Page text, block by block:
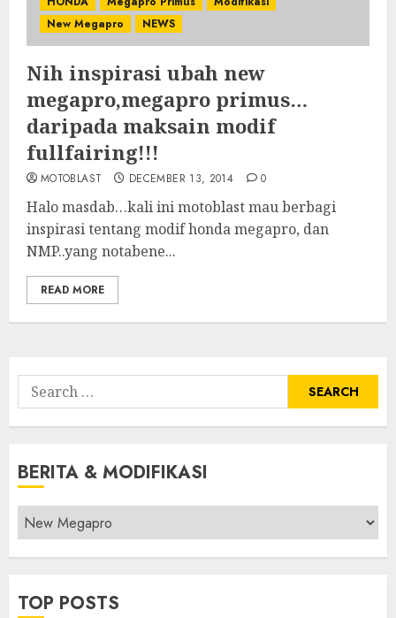
New Megapro
NEWS
Nih inspirasi ubah new
megapro,megapro primus…
daripada maksain modif
fullfairing!!!
MOTOBLAST DECEMBER 13, 2014 0
Halo masdab…kali ini motoblast mau berbagi
inspirasi tentang modif honda megapro, dan
NMP..yang notabene...
READ MORE
Search
for:
BERITA & MODIFIKASI
Berita
&
Modifikasi
TOP POSTS